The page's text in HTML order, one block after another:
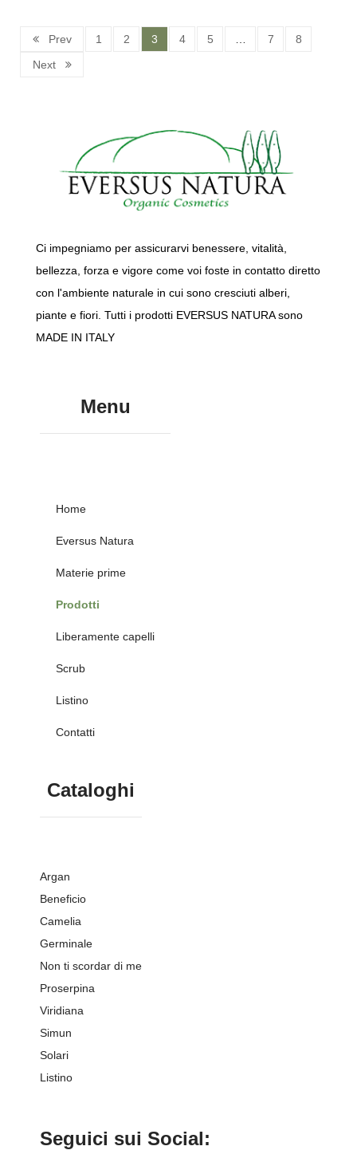
Prev 1 2 3 4 5 7
8
Next
Ci impegniamo per assicurarvi benessere, vitalità,
bellezza, forza e vigore come voi foste in contatto diretto
con l'ambiente naturale in cui sono cresciuti alberi,
piante e fiori. Tutti i prodotti EVERSUS NATURA sono
MADE IN ITALY
Menu
Home
Eversus Natura
Materie prime
Prodotti
Liberamente capelli
Scrub
Listino
Contatti
Cataloghi
Argan
Beneficio
Camelia
Germinale
Non ti scordar di me
Proserpina
Viridiana
Simun
Solari
Listino
Seguici sui Social: